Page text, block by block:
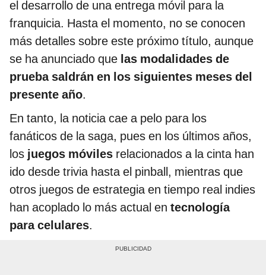
el desarrollo de una entrega móvil para la
franquicia. Hasta el momento, no se conocen
más detalles sobre este próximo título, aunque
se ha anunciado que las modalidades de
prueba saldrán en los siguientes meses del
presente año.
En tanto, la noticia cae a pelo para los
fanáticos de la saga, pues en los últimos años,
los juegos móviles relacionados a la cinta han
ido desde trivia hasta el pinball, mientras que
otros juegos de estrategia en tiempo real indies
han acoplado lo más actual en tecnología
para celulares.